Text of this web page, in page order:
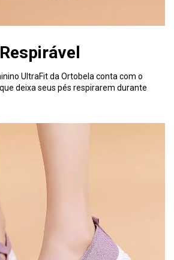
Respirável
UltraFit da Ortobela conta com o
que deixa seus pés respirarem durante